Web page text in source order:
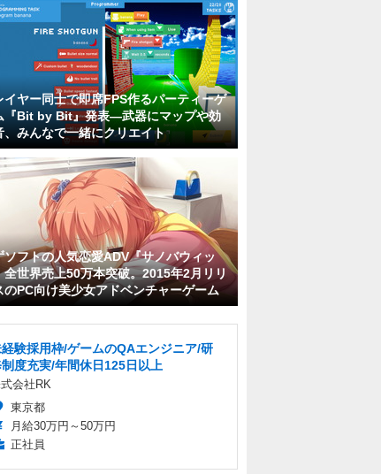
イヤー同士で即席FPS作るパーティーゲ
『Bit by Bit』発表―武器にマップや効
、みんなで一緒にクリエイト
ソフトの人気恋愛ADV『サノバウィッ
全世界売上50万本突破。2015年2月リリ
のPC向け美少女アドベンチャーゲーム
験採用枠/ゲームのQAエンジニア/研
度充実/年間休日125日以上
会社RK
東京都
月給30万円～50万円
正社員